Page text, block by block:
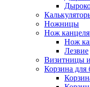
Ножницы
Нож
Нож
Лезвие
Визитницы
Корзина для